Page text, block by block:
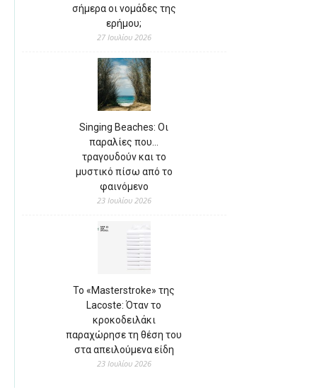
σήμερα οι νομάδες της
ερήμου;
27 Ιουλίου 2026
Singing Beaches: Οι
παραλίες που…
τραγουδούν και το
μυστικό πίσω από το
φαινόμενο
23 Ιουλίου 2026
Το «Masterstroke» της
Lacoste: Όταν το
κροκοδειλάκι
παραχώρησε τη θέση του
στα απειλούμενα είδη
23 Ιουλίου 2026